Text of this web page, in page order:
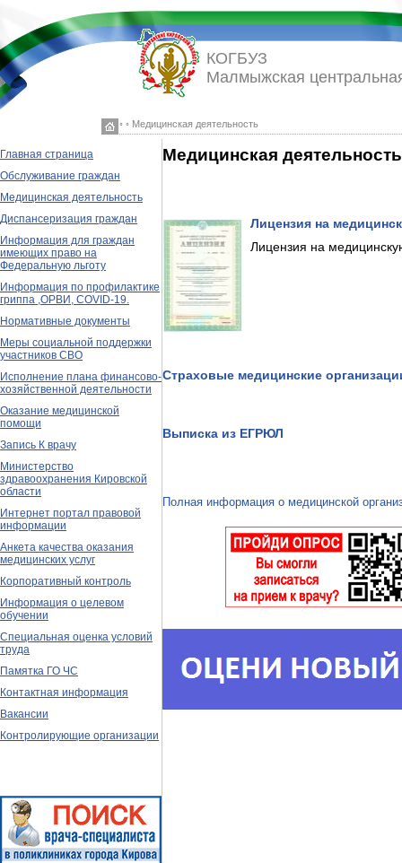
◦ ◦ Медицинская деятельность
КОГБУЗ
Малмыжская
Главная страница
Обслуживание граждан
Медицинская деятельность
Диспансеризация граждан
Информация для граждан
имеющих право на
Федеральную льготу
Информация по профилактике
гриппа ,ОРВИ, COVID-19.
Нормативные документы
Меры социальной поддержки
участников СВО
Исполнение плана финансово-
хозяйственной деятельности
Оказание медицинской
помощи
Запись К врачу
Министерство
здравоохранения Кировской
области
Интернет портал правовой
информации
Анкета качества оказания
медицинских услуг
Корпоративный контроль
Информация о целевом
обучении
Специальная оценка условий
труда
Памятка ГО ЧС
Контактная информация
Вакансии
Контролирующие организации
Медицинская деятельность
Лицензия на
Лицензия на
Страховые медицинские
Выписка из ЕГРЮЛ
Полная информация о медицинской